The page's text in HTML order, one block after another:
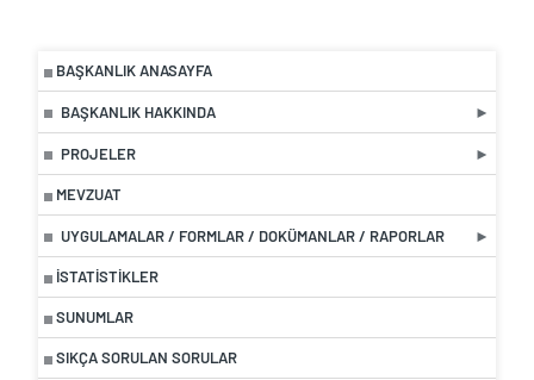
BAŞKANLIK ANASAYFA
BAŞKANLIK HAKKINDA
PROJELER
MEVZUAT
UYGULAMALAR / FORMLAR / DOKÜMANLAR / RAPORLAR
İSTATISTIKLER
SUNUMLAR
SIKÇA SORULAN SORULAR